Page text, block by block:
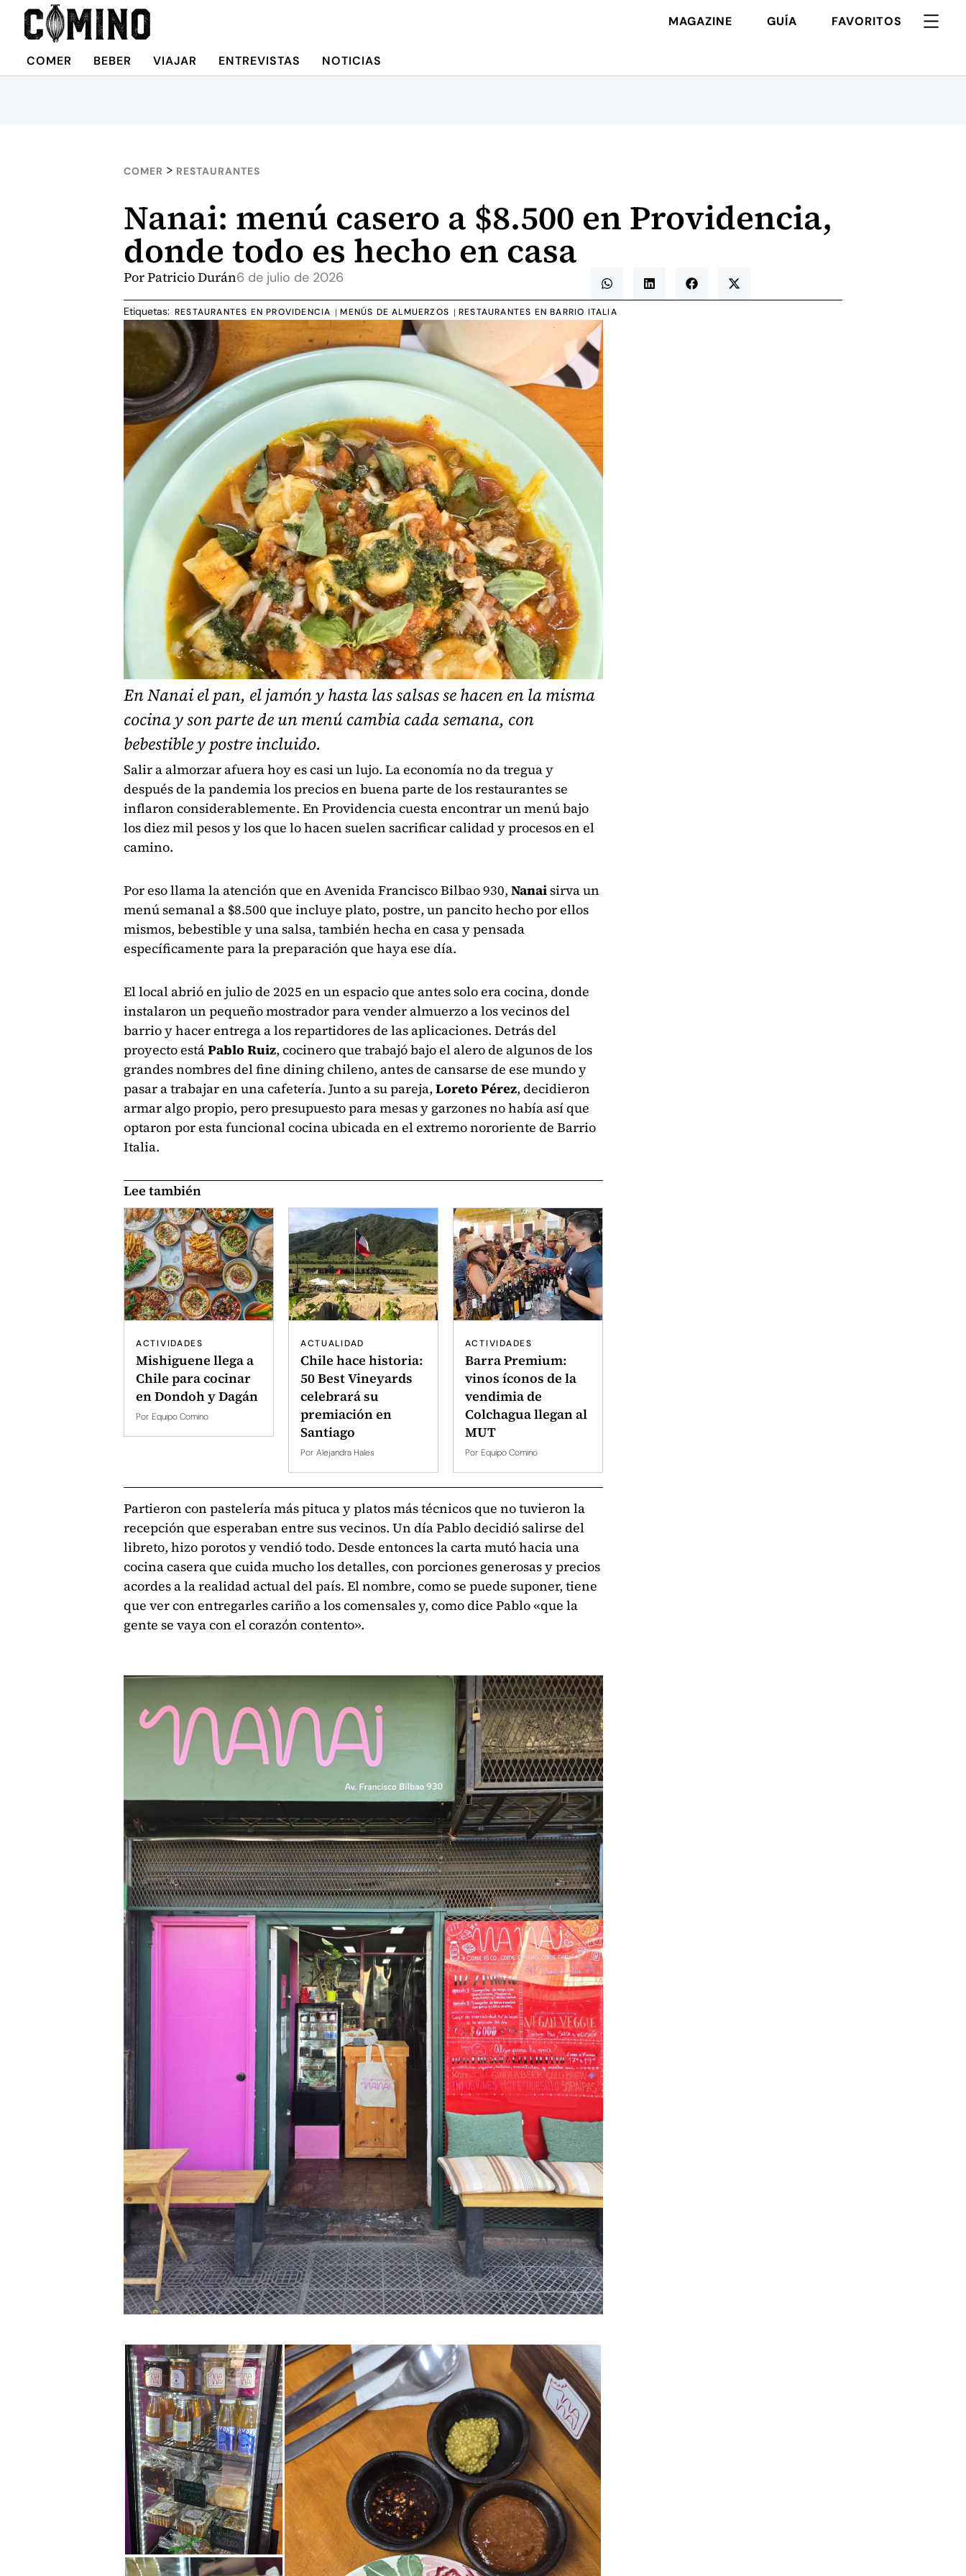
MAGAZINE GUÍA FAVORITOS
COMER BEBER VIAJAR ENTREVISTAS NOTICIAS
COMER > RESTAURANTES
Nanai: menú casero a $8.500 en Providencia,
donde todo es hecho en casa
PorPatricio Durán6 de julio de 2026
Etiquetas: RESTAURANTES EN PROVIDENCIA | MENÚS DE ALMUERZOS | RESTAURANTES EN BARRIO ITALIA
En Nanai el pan, el jamón y hasta las salsas se hacen en la misma
cocina y son parte de un menú cambia cada semana, con
bebestible y postre incluido.
Salir a almorzar afuera hoy es casi un lujo. La economía no da tregua y
después de la pandemia los precios en buena parte de los restaurantes se
inflaron considerablemente. En Providencia cuesta encontrar un menú bajo
los diez mil pesos y los que lo hacen suelen sacrificar calidad y procesos en el
camino.
Por eso llama la atención que en Avenida Francisco Bilbao 930, Nanaisirva un
menú semanal a $8.500 que incluye plato, postre, un pancito hecho por ellos
mismos, bebestible y una salsa, también hecha en casa y pensada
específicamente para la preparación que haya ese día.
El local abrió en julio de 2025 en un espacio que antes solo era cocina, donde
instalaron un pequeño mostrador para vender almuerzo a los vecinos del
barrio y hacer entrega a los repartidores de las aplicaciones. Detrás del
proyecto estáPablo Ruiz, cocinero que trabajó bajo el alero de algunos de los
grandes nombres del fine dining chileno, antes de cansarse de ese mundo y
pasar a trabajar en una cafetería. Junto a su pareja, Loreto Pérez, decidieron
armar algo propio, pero presupuesto para mesas y garzones no había así que
optaron por esta funcional cocina ubicada en el extremo nororiente de Barrio
Italia.
Lee también
ACTIVIDADES
Mishiguene llega a
Chile para cocinar
en Dondoh y Dagán
Por Equipo Comino
ACTUALIDAD
Chile hace historia:
50 Best Vineyards
celebrará su
premiación en
Santiago
Por Alejandra Hales
ACTIVIDADES
Barra Premium:
vinos íconos de la
vendimia de
Colchagua llegan al
MUT
Por Equipo Comino
Partieron con pastelería más pituca y platos más técnicos que no tuvieron la
recepción que esperaban entre sus vecinos. Un día Pablo decidió salirse del
libreto, hizo porotos y vendió todo. Desde entonces la carta mutó hacia una
cocina casera que cuida mucho los detalles, con porciones generosas y precios
acordes a la realidad actual del país. El nombre, como se puede suponer, tiene
que ver con entregarles cariño a los comensales y, como dice Pablo «que la
gente se vaya con el corazón contento».